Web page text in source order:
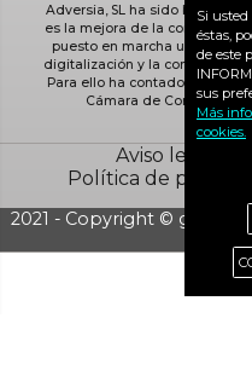
Adversia, SL ha sido
es la mejora de la
puesto en marcha un Plan de
digitalización y la
Para ello ha contado con el
Cámara de Comercio
Aviso legal
Política de
2021 - Copyright © grupo
Si
éstas,
de este
sus
Más
cookies.